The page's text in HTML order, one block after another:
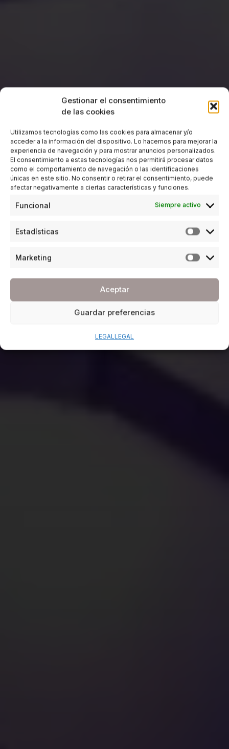
Gestionar el consentimiento
de las cookies
Utilizamos tecnologías como las cookies para almacenar y/o
acceder a la información del dispositivo. Lo hacemos para mejorar la
experiencia de navegación y para mostrar anuncios personalizados.
El consentimiento a estas tecnologías nos permitirá procesar datos
como el comportamiento de navegación o las identificaciones
únicas en este sitio. No consentir o retirar el consentimiento, puede
afectar negativamente a ciertas características y funciones.
Funcional Siempre activo
Estadísticas
Marketing
Aceptar
Guardar preferencias
LEGALLEGAL